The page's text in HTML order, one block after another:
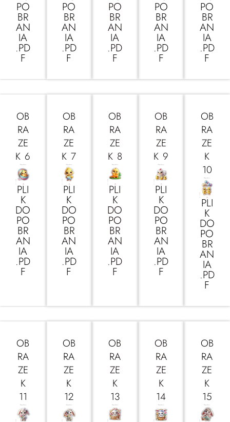
PO
BR
AN
IA
.PD
F
PO
BR
AN
IA
.PD
F
PO
BR
AN
IA
.PD
F
PO
BR
AN
IA
.PD
F
PO
BR
AN
IA
.PD
F
OB
RA
ZE
K 6
PLI
K
DO
PO
BR
AN
IA
.PD
F
OB
RA
ZE
K 7
PLI
K
DO
PO
BR
AN
IA
.PD
F
OB
RA
ZE
K 8
PLI
K
DO
PO
BR
AN
IA
.PD
F
OB
RA
ZE
K 9
PLI
K
DO
PO
BR
AN
IA
.PD
F
OB
RA
ZE
K
10
PLI
K
DO
PO
BR
AN
IA
.PD
F
OB
RA
ZE
K
11
OB
RA
ZE
K
12
OB
RA
ZE
K
13
OB
RA
ZE
K
14
OB
RA
ZE
K
15